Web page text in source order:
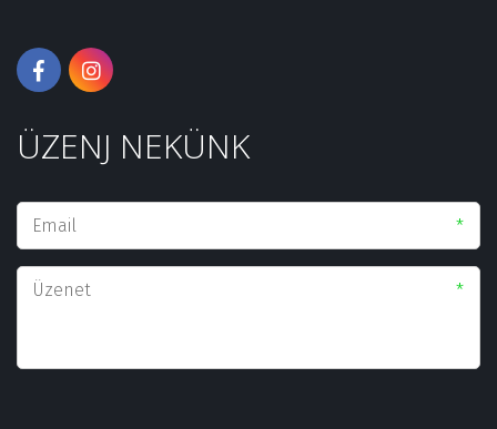
ÜZENJ NEKÜNK­
*
*